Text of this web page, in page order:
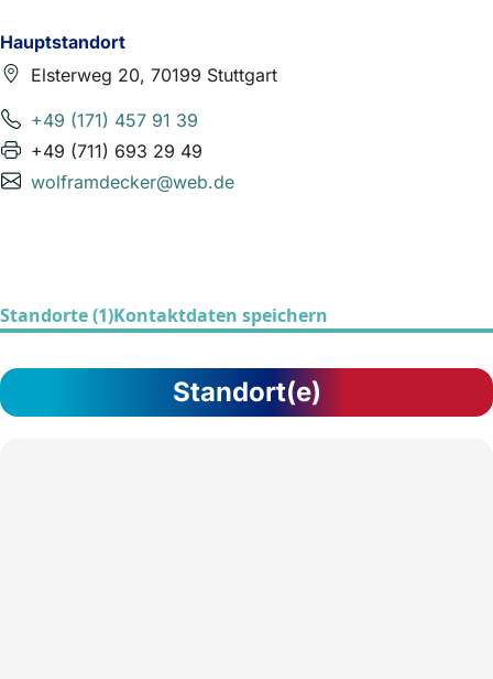
Hauptstandort
Elsterweg 20, 70199 Stuttgart
+49 (171) 457 91 39
+49 (711) 693 29 49
wolframdecker@web.de
Standorte (1)Kontaktdaten speichern
Standort(e)